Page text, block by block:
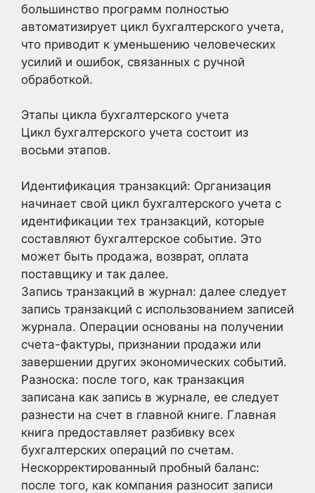
большинство программ полностью
автоматизирует цикл бухгалтерского учета,
что приводит к уменьшению человеческих
усилий и ошибок, связанных с ручной
обработкой.
Этапы цикла бухгалтерского учета
Цикл бухгалтерского учета состоит из
восьми этапов.
Идентификация транзакций: Организация
начинает свой цикл бухгалтерского учета с
идентификации тех транзакций, которые
составляют бухгалтерское событие. Это
может быть продажа, возврат, оплата
поставщику и так далее.
Запись транзакций в журнал: далее следует
запись транзакций с использованием записей
журнала. Операции основаны на получении
счета-фактуры, признании продажи или
завершении других экономических событий.
Разноска: после того, как транзакция
записана как запись в журнале, ее следует
разнести на счет в главной книге. Главная
книга предоставляет разбивку всех
бухгалтерских операций по счетам.
Нескорректированный пробный баланс:
после того, как компания разносит записи